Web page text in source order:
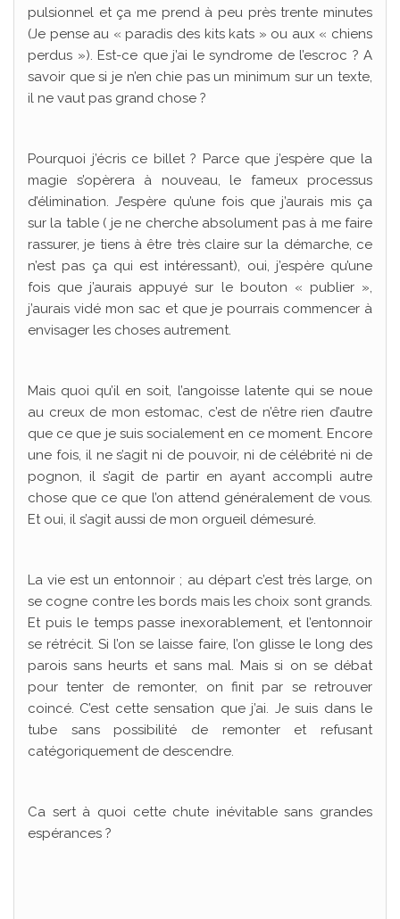
pulsionnel et ça me prend à peu près trente minutes
(Je pense au « paradis des kits kats » ou aux « chiens
perdus »). Est-ce que j’ai le syndrome de l’escroc ? A
savoir que si je n’en chie pas un minimum sur un texte,
il ne vaut pas grand chose ?
Pourquoi j’écris ce billet ? Parce que j’espère que la
magie s’opèrera à nouveau, le fameux processus
d’élimination. J’espère qu’une fois que j’aurais mis ça
sur la table ( je ne cherche absolument pas à me faire
rassurer, je tiens à être très claire sur la démarche, ce
n’est pas ça qui est intéressant), oui, j’espère qu’une
fois que j’aurais appuyé sur le bouton « publier »,
j’aurais vidé mon sac et que je pourrais commencer à
envisager les choses autrement.
Mais quoi qu’il en soit, l’angoisse latente qui se noue
au creux de mon estomac, c’est de n’être rien d’autre
que ce que je suis socialement en ce moment. Encore
une fois, il ne s’agit ni de pouvoir, ni de célébrité ni de
pognon, il s’agit de partir en ayant accompli autre
chose que ce que l’on attend généralement de vous.
Et oui, il s’agit aussi de mon orgueil démesuré.
La vie est un entonnoir ; au départ c’est très large, on
se cogne contre les bords mais les choix sont grands.
Et puis le temps passe inexorablement, et l’entonnoir
se rétrécit. Si l’on se laisse faire, l’on glisse le long des
parois sans heurts et sans mal. Mais si on se débat
pour tenter de remonter, on finit par se retrouver
coincé. C’est cette sensation que j’ai. Je suis dans le
tube sans possibilité de remonter et refusant
catégoriquement de descendre.
Ca sert à quoi cette chute inévitable sans grandes
espérances ?